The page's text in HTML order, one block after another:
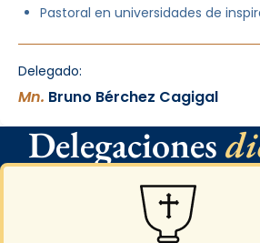
Pastoral en universidades de
Delegado:
Mn. Bruno Bérchez Cagigal
Delegaciones